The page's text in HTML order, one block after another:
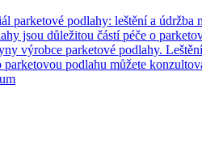
parketové podlahy: leštění a
jsou důležitou částí péče o
výrobce parketové podlahy.
parketovou podlahu můžete